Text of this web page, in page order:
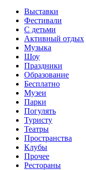
Выставки
Фестивали
С детьми
Активный отдых
Музыка
Шоу
Праздники
Образование
Бесплатно
Музеи
Парки
Погулять
Туристу
Театры
Пространства
Клубы
Прочее
Рестораны